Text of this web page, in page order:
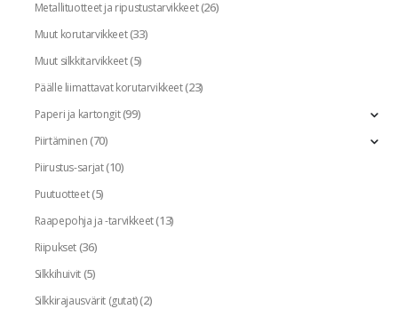
Metallituotteet ja ripustustarvikkeet(26)
Muut korutarvikkeet(33)
Muut silkkitarvikkeet(5)
Päälle liimattavat korutarvikkeet(23)
Paperi ja kartongit(99)
Piirtäminen(70)
Piirustus-sarjat(10)
Puutuotteet(5)
Raapepohja ja -tarvikkeet(13)
Riipukset(36)
Silkkihuivit(5)
Silkkirajausvärit (gutat)(2)